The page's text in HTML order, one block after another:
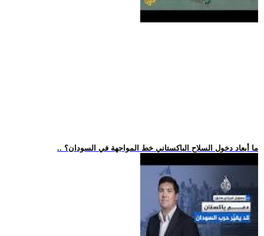
.. ما أبعاد دخول السلاح الباكستاني خط المواجهة في السودان؟